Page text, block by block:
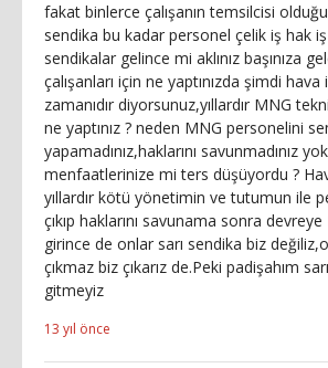
fakat binlerce çalışanın temsilcisi
sendika bu kadar personel çelik iş hak
sendikalar gelince mi aklınız başınıza
çalışanları için ne yaptınızda şimdi
zamanıdır diyorsunuz,yıllardır MNG
ne yaptınız ? neden MNG personelini
yapamadınız,haklarını savunmadınız
menfaatlerinize mi ters düşüyordu ?
yıllardır kötü yönetimin ve tutumun ile
çıkıp haklarını savunama sonra
girince de onlar sarı sendika biz
çıkmaz biz çıkarız de.Peki padişahım
gitmeyiz
13 yıl önce